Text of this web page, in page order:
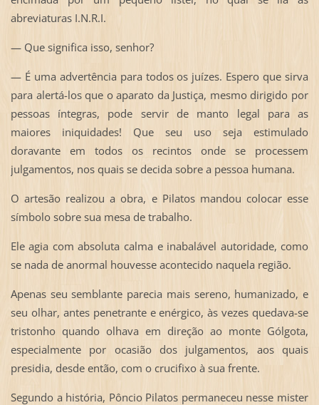
abreviaturas I.N.R.I.
— Que significa isso, senhor?
— É uma advertência para todos os juízes. Espero que sirva
para alertá-los que o aparato da Justiça, mesmo dirigido por
pessoas íntegras, pode servir de manto legal para as
maiores iniquidades! Que seu uso seja estimulado
doravante em todos os recintos onde se processem
julgamentos, nos quais se decida sobre a pessoa humana.
O artesão realizou a obra, e Pilatos mandou colocar esse
símbolo sobre sua mesa de trabalho.
Ele agia com absoluta calma e inabalável autoridade, como
se nada de anormal houvesse acontecido naquela região.
Apenas seu semblante parecia mais sereno, humanizado, e
seu olhar, antes penetrante e enérgico, às vezes quedava-se
tristonho quando olhava em direção ao monte Gólgota,
especialmente por ocasião dos julgamentos, aos quais
presidia, desde então, com o crucifixo à sua frente.
Segundo a história, Pôncio Pilatos permaneceu nesse mister